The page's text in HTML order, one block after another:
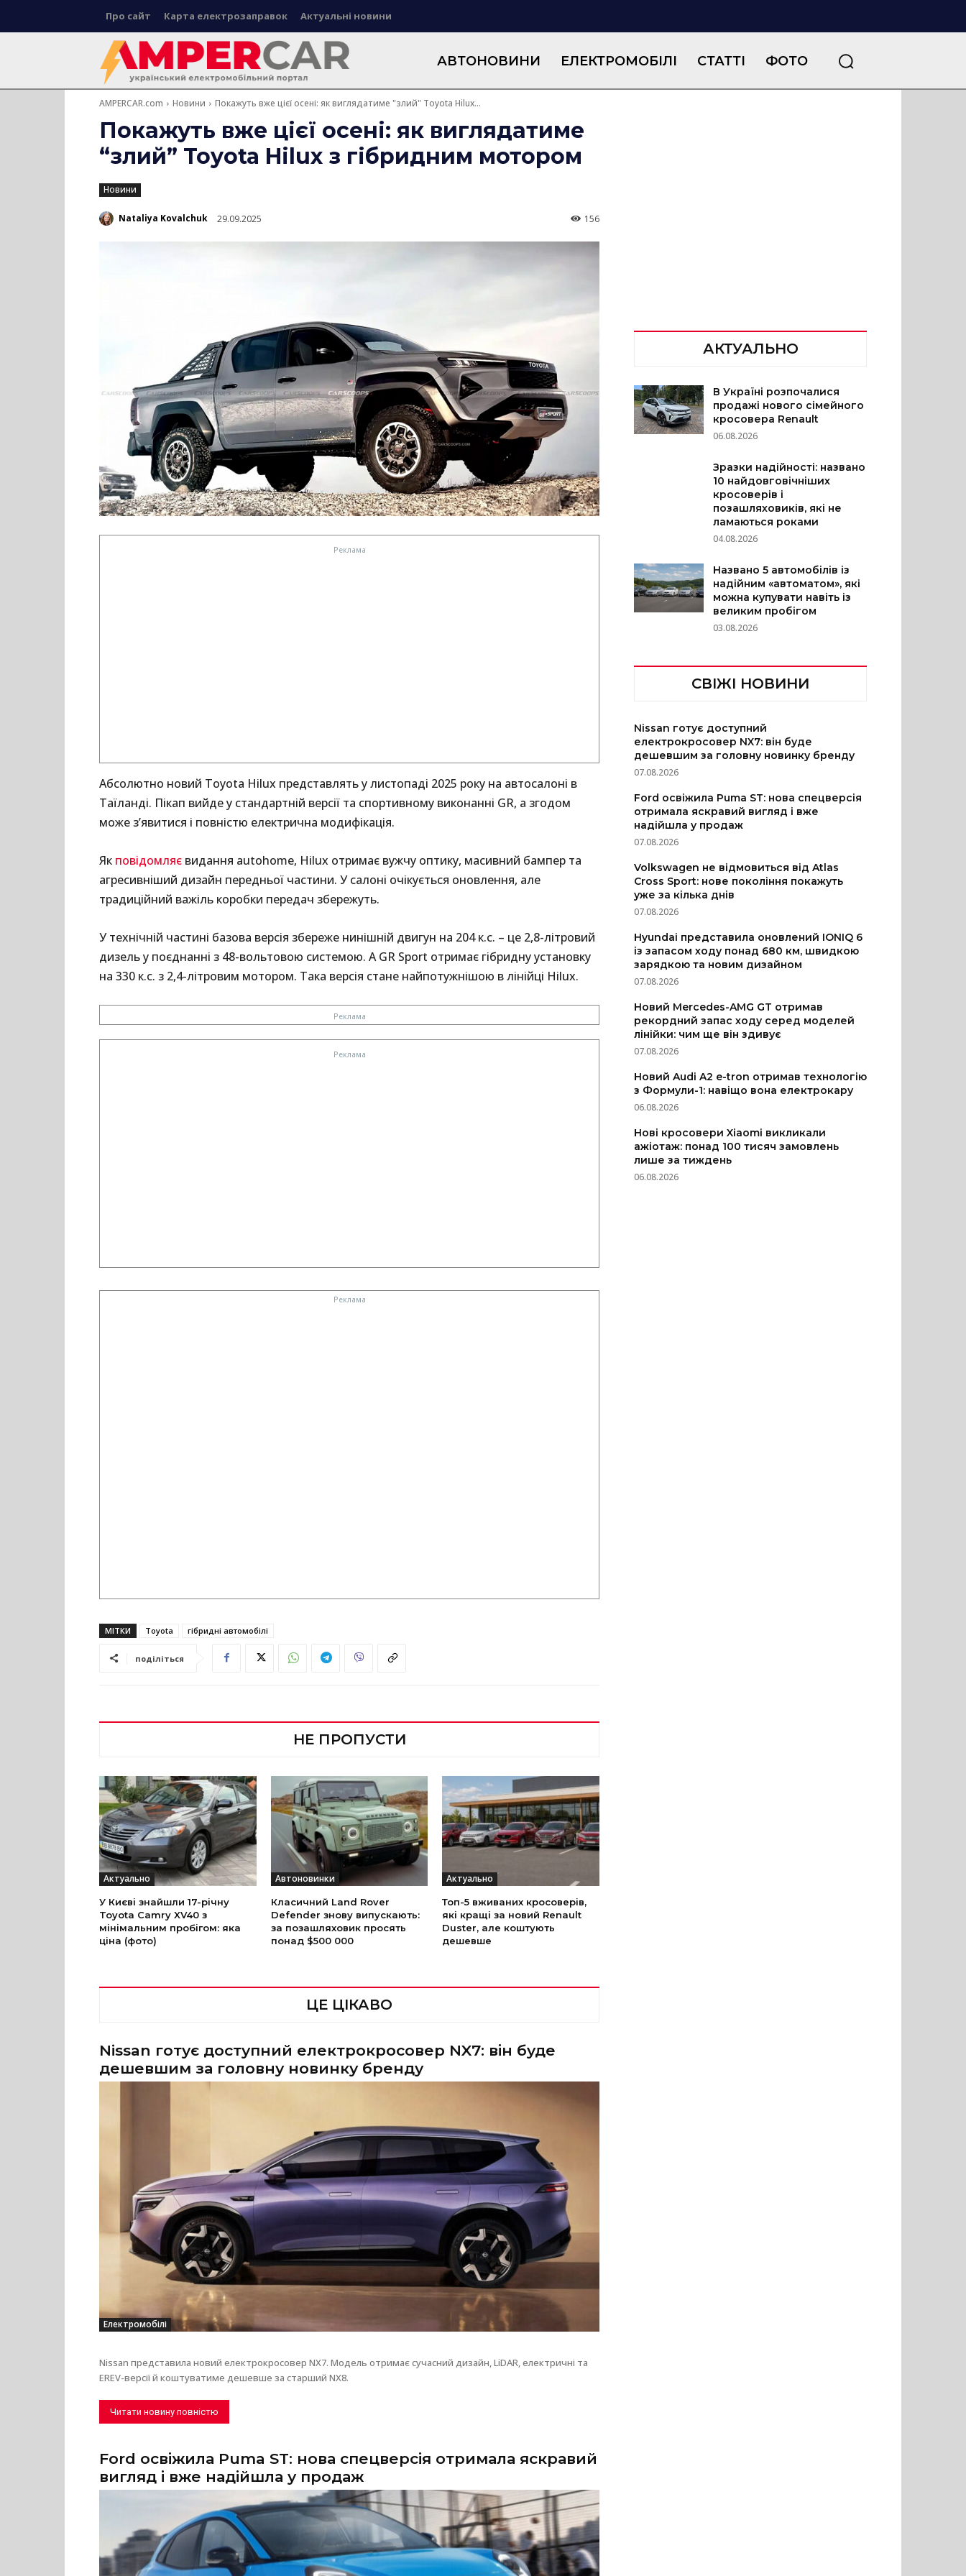
Про сайт Карта електрозаправок Актуальні новини
АВТОНОВИНИ ЕЛЕКТРОМОБІЛІ СТАТТІ ФОТО
AMPERCAR.com Новини Покажуть вже цієї осені: як виглядатиме "злий" Toyota Hilux...
Покажуть вже цієї осені: як виглядатиме
“злий” Toyota Hilux з гібридним мотором
Новини
Nataliya Kovalchuk 29.09.2025 156
Абсолютно новий Toyota Hilux представлять у листопаді 2025 року на автосалоні в
Таїланді. Пікап вийде у стандартній версії та спортивному виконанні GR, а згодом
може з’явитися і повністю електрична модифікація.
Як повідомляє видання autohome, Hilux отримає вужчу оптику, масивний бампер та
агресивніший дизайн передньої частини. У салоні очікується оновлення, але
традиційний важіль коробки передач збережуть.
У технічній частині базова версія збереже нинішній двигун на 204 к.с. – це 2,8-літровий
дизель у поєднанні з 48-вольтовою системою. А GR Sport отримає гібридну установку
на 330 к.с. з 2,4-літровим мотором. Така версія стане найпотужнішою в лінійці Hilux.
МІТКИ Toyota гібридні автомобілі
поділіться
НЕ ПРОПУСТИ
Актуально
У Києві знайшли 17-річну
Toyota Camry XV40 з
мінімальним пробігом: яка
ціна (фото)
Автоновинки
Класичний Land Rover
Defender знову випускають:
за позашляховик просять
понад $500 000
Актуально
Топ-5 вживаних кросоверів,
які кращі за новий Renault
Duster, але коштують
дешевше
ЦЕ ЦІКАВО
Nissan готує доступний електрокросовер NX7: він буде
дешевшим за головну новинку бренду
Електромобілі
Nissan представила новий електрокросовер NX7. Модель отримає сучасний дизайн, LiDAR, електричні та
EREV-версії й коштуватиме дешевше за старший NX8.
Читати новину повністю
Ford освіжила Puma ST: нова спецверсія отримала яскравий
вигляд і вже надійшла у продаж
АКТУАЛЬНО
В Україні розпочалися
продажі нового сімейного
кросовера Renault
06.08.2026
Зразки надійності: названо
10 найдовговічніших
кросоверів і
позашляховиків, які не
ламаються роками
04.08.2026
Названо 5 автомобілів із
надійним «автоматом», які
можна купувати навіть із
великим пробігом
03.08.2026
СВІЖІ НОВИНИ
Nissan готує доступний
електрокросовер NX7: він буде
дешевшим за головну новинку бренду
07.08.2026
Ford освіжила Puma ST: нова спецверсія
отримала яскравий вигляд і вже
надійшла у продаж
07.08.2026
Volkswagen не відмовиться від Atlas
Cross Sport: нове покоління покажуть
уже за кілька днів
07.08.2026
Hyundai представила оновлений IONIQ 6
із запасом ходу понад 680 км, швидкою
зарядкою та новим дизайном
07.08.2026
Новий Mercedes-AMG GT отримав
рекордний запас ходу серед моделей
лінійки: чим ще він здивує
07.08.2026
Новий Audi A2 e-tron отримав технологію
з Формули-1: навіщо вона електрокару
06.08.2026
Нові кросовери Xiaomi викликали
ажіотаж: понад 100 тисяч замовлень
лише за тиждень
06.08.2026